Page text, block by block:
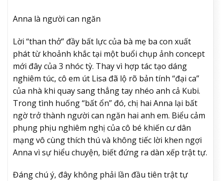
Anna là người can ngăn
Lời “than thở” đầy bất lực của bà mẹ ba con xuất
phát từ khoảnh khắc tại một buổi chụp ảnh concept
mới đây của 3 nhóc tỳ. Thay vì hợp tác tạo dáng
nghiêm túc, cô em út Lisa đã lộ rõ bản tính “đại ca”
của nhà khi quay sang thẳng tay nhéo anh cả Kubi.
Trong tình huống “bất ổn” đó, chị hai Anna lại bất
ngờ trở thành người can ngăn hai anh em. Biểu cảm
phụng phịu nghiêm nghị của cô bé khiến cư dân
mạng vô cùng thích thú và không tiếc lời khen ngợi
Anna vì sự hiểu chuyện, biết đứng ra dàn xếp trật tự.
Đáng chú ý, đây không phải lần đầu tiên trật tự